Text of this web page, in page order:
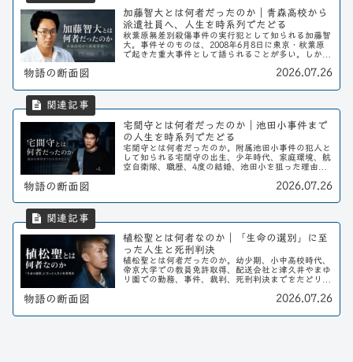
加藤智大とは何者だったのか｜青森高校から
派遣社員へ、人生を時系列でたどる
秋葉原無差別殺傷事件の実行犯として知られる加藤智
大。事件そのものは、2008年6月8日に東京・秋葉原
で起きた重大事件として語られることが多い。しか
だけを見ても十分ではない。彼はどこで生まれ、ど...
物語の断面図 2026.07.26
宅間守とは何者だったのか｜池田小事件まで
の人生を時系列でたどる
宅間守とは何者だったのか。附属池田小事件の犯人と
して知られる宅間守の出生、少年時代、家庭環境、航
空自衛隊、職歴、4度の結婚、池田小を狙った理由、
物語の断面図 2026.07.26
植松聖とは何者なのか｜「生命の選別」に至
った人生と死刑判決
植松聖とは何者だったのか。幼少期、小中高校時代、
帝京大学での教員免許取得、配送会社と津久井やまゆ
り園での勤務、事件、裁判、死刑判決までをたどり、
物語の断面図 2026.07.26